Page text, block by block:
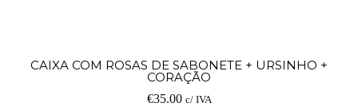
CAIXA COM ROSAS DE SABONETE + URSINHO +
CORAÇÃO
€35.00 c/ IVA